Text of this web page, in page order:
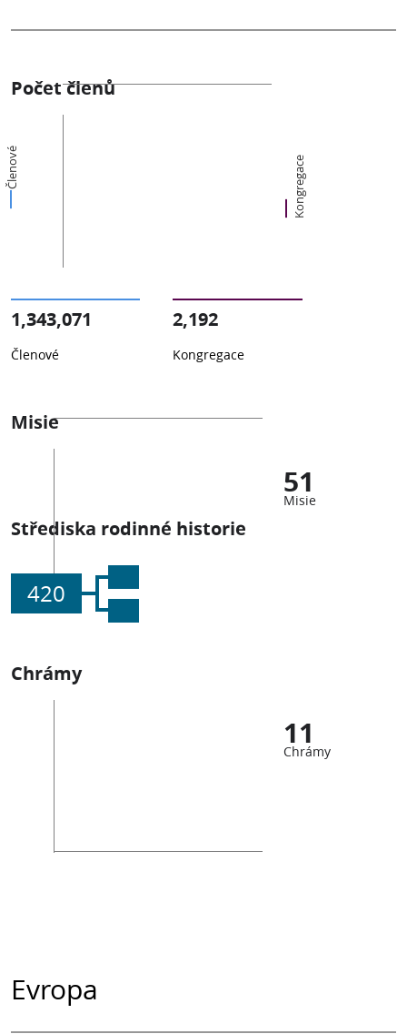
Počet členů
Členové Kongregace
1,343,071
Členové
2,192
Kongregace
Misie
51
Misie
Střediska rodinné historie
420
Chrámy
11
Chrámy
Evropa